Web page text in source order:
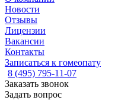
Новости
Отзывы
Лицензии
Вакансии
Контакты
Записаться к гомеопату
8 (495) 795-11-07
Заказать звонок
Задать вопрос